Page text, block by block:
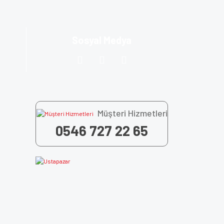
Müşteri Hizmetleri
0546 727 22 65